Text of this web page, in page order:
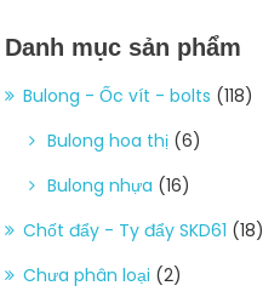
Danh mục sản phẩm
Bulong - Ốc vít - bolts (118)
Bulong hoa thị (6)
Bulong nhựa (16)
Chốt đẩy - Ty đẩy SKD61 (18)
Chưa phân loại (2)